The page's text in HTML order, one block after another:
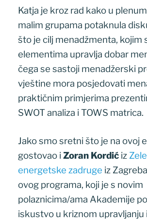
Katja je kroz rad kako u
malim grupama potaknula
što je cilj menadžmenta, kojim
elementima upravlja dobar
čega se sastoji menadžerski
vještine mora posjedovati
praktičnim primjerima
SWOT analiza i TOWS matrica.
Jako smo sretni što je na ovoj
gostovao iZoran Kordić iz
energetske zadruge iz
ovog programa, koji je s novim
polaznicima/ama Akademije
iskustvo u kriznom upravljanju